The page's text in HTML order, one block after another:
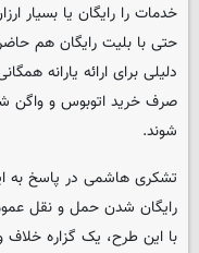
خدمات را رایگان یا بسیار
حتی با بلیت رایگان هم
دلیلی برای ارائه یارانه
صرف خرید اتوبوس و واگن
شوند.
تشکری هاشمی در پاسخ به
رایگان شدن حمل و نقل
با این طرح، یک گزاره